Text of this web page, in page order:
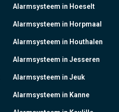
Alarmsysteem in Hoeselt
Alarmsysteem in Horpmaal
Alarmsysteem in Houthalen
Alarmsysteem in Jesseren
Alarmsysteem in Jeuk
Alarmsysteem in Kanne